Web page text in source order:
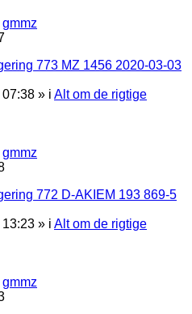
gmmz
773 MZ 1456 2020-03-03
07:38 » i Alt om de rigtige
gmmz
772 D-AKIEM 193 869-5
13:23 » i Alt om de rigtige
gmmz